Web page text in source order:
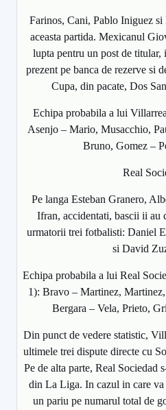
Farinos, Cani, Pablo Iniguez
aceasta partida. Mexicanul
lupta pentru un post de
prezent pe banca de rezerve si
Cupa, din pacate, Dos
Echipa probabila a lui
Asenjo – Mario, Musacchio,
Bruno, Gomez –
Real
Pe langa Esteban Granero,
Ifran, accidentati, bascii ii au
urmatorii trei fotbalisti: Daniel
si David
Echipa probabila a lui Real
1): Bravo – Martinez,
Bergara – Vela, Prieto,
Din punct de vedere statistic,
ultimele trei dispute directe cu
Pe de alta parte, Real Sociedad
din La Liga. In cazul in care va
un pariu pe numarul total de